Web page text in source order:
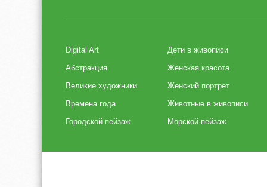
Digital Art
Абстракция
Великие художники
Времена года
Городской пейзаж
Дети в живописи
Женская красота
Женский портрет
Животные в живописи
Морской пейзаж